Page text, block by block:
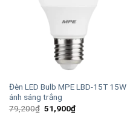
Đèn LED Bulb MPE LBD-15T 15W
ánh sáng trắng
79,200₫ Giá
gốc
51,900₫Giá
hiện